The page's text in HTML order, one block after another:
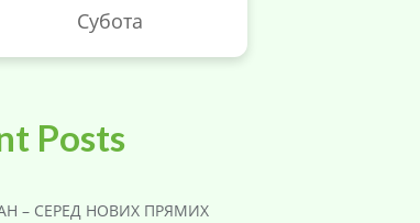
Субота
Posts
– СЕРЕД НОВИХ ПРЯМИХ